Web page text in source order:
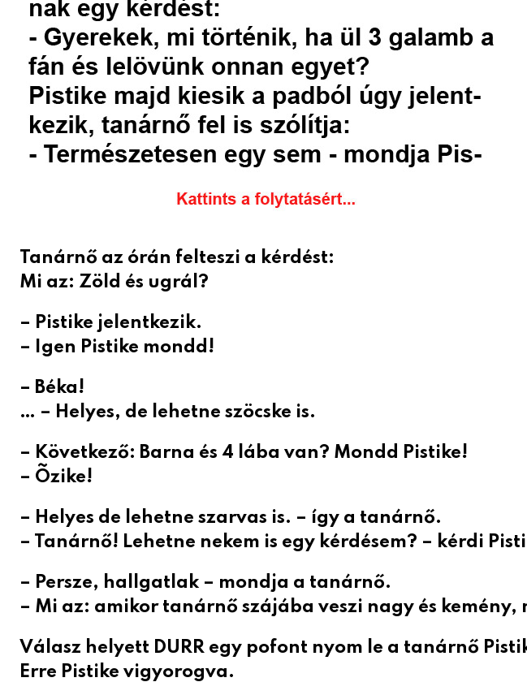
Tanárnő az órán felteszi a kérdést:
Mi az: Zöld és ugrál?
– Pistike jelentkezik.
– Igen Pistike mondd!
– Béka!
… – Helyes, de lehetne szöcske is.
– Következő: Barna és 4 lába van? Mondd Pistike!
– Õzike!
– Helyes de lehetne szarvas is. – így a tanárnő.
– Tanárnő! Lehetne nekem is egy kérdésem? – kérdi
– Persze, hallgatlak – mondja a tanárnő.
– Mi az: amikor tanárnő szájába veszi nagy és kemény,
Válasz helyett DURR egy pofont nyom le a tanárnő
Erre Pistike vigyorogva.